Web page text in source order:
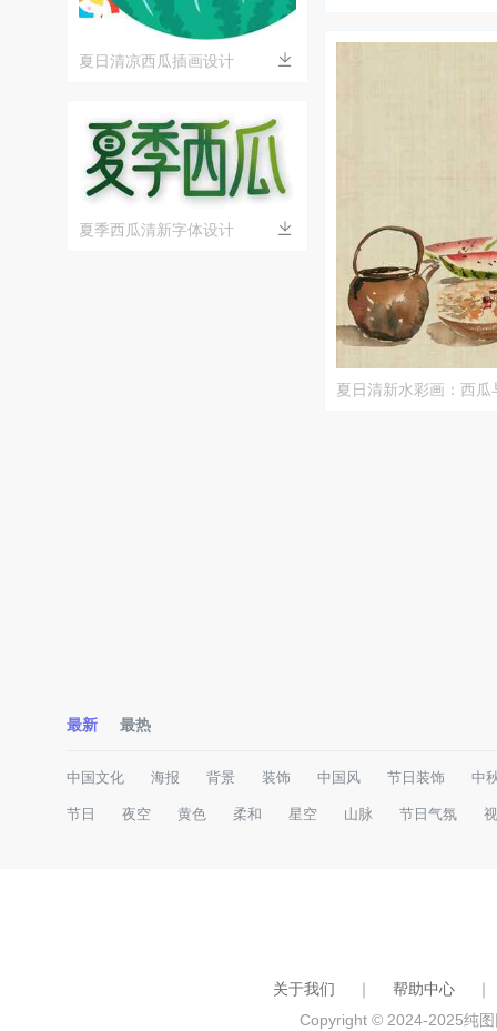
夏日清凉西瓜插画设计
夏季西瓜清新字体设计
夏日清新水彩画：西瓜
最新 最热
中国文化 海报 背景 装饰 中国风 节日装饰 中
节日 夜空 黄色 柔和 星空 山脉 节日气氛
关于我们 ｜ 帮助中心
｜
Copyright © 2024-2025纯